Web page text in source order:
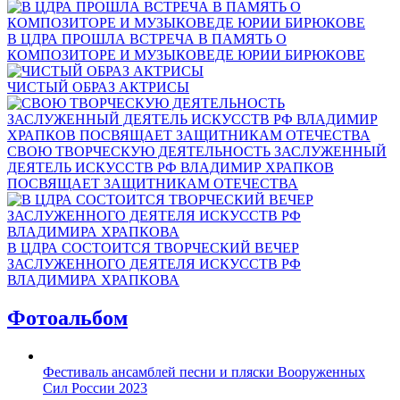
В ЦДРА ПРОШЛА ВСТРЕЧА В ПАМЯТЬ О
КОМПОЗИТОРЕ И МУЗЫКОВЕДЕ ЮРИИ БИРЮКОВЕ
ЧИСТЫЙ ОБРАЗ АКТРИСЫ
СВОЮ ТВОРЧЕСКУЮ ДЕЯТЕЛЬНОСТЬ ЗАСЛУЖЕННЫЙ
ДЕЯТЕЛЬ ИСКУССТВ РФ ВЛАДИМИР ХРАПКОВ
ПОСВЯЩАЕТ ЗАЩИТНИКАМ ОТЕЧЕСТВА
В ЦДРА СОСТОИТСЯ ТВОРЧЕСКИЙ ВЕЧЕР
ЗАСЛУЖЕННОГО ДЕЯТЕЛЯ ИСКУССТВ РФ
ВЛАДИМИРА ХРАПКОВА
Фотоальбом
Фестиваль ансамблей песни и пляски Вооруженных
Сил России 2023